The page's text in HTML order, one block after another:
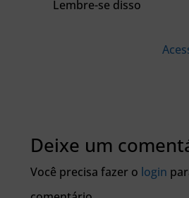
Lembre-se disso
Deixe um
Você precisa fazer o login